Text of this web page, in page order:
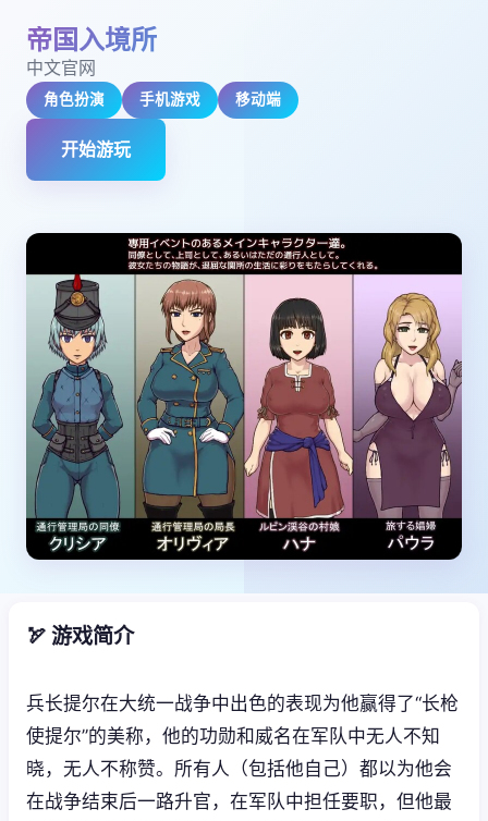
帝国入境所
中文官网
角色扮演 手机游戏 移动端
开始游玩
🏹 游戏简介
兵长提尔在大统一战争中出色的表现为他赢得了“长枪
使提尔”的美称，他的功勋和威名在军队中无人不知
晓，无人不称赞。所有人（包括他自己）都以为他会
在战争结束后一路升官，在军队中担任要职，但他最